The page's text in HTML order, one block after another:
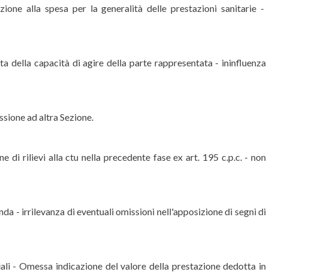
alla spesa per la generalità delle prestazioni sanitarie -
della capacità di agire della parte rappresentata - ininfluenza
ad altra Sezione.
di rilievi alla ctu nella precedente fase ex art. 195 c.p.c. - non
- irrilevanza di eventuali omissioni nell'apposizione di segni di
- Omessa indicazione del valore della prestazione dedotta in